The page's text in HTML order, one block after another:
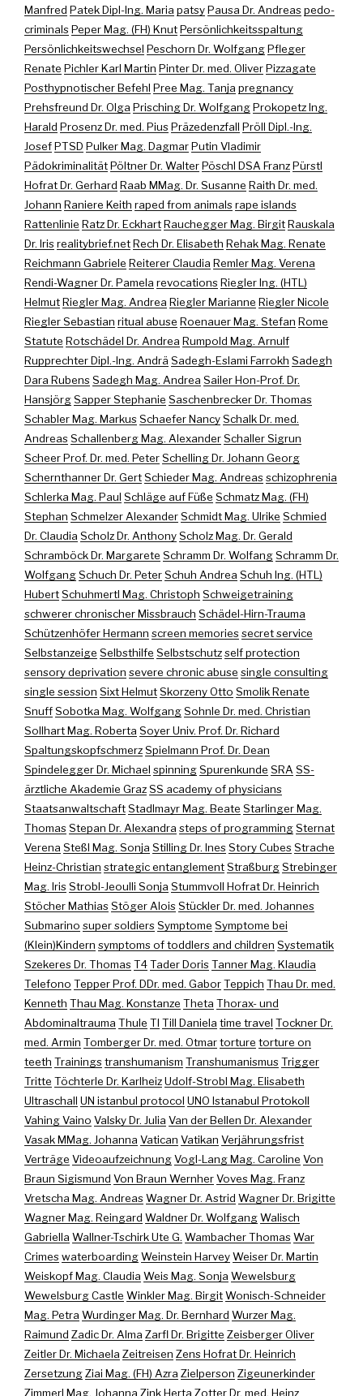
Manfred Patek Dipl-Ing. Maria patsyPausa Dr. Andreaspedo-
criminalsPeper Mag. (FH) KnutPersönlichkeitsspaltung
Persönlichkeitswechsel Peschorn Dr. WolfgangPfleger
Renate Pichler Karl Martin Pinter Dr. med. OliverPizzagate
Posthypnotischer Befehl Pree Mag. Tanja pregnancy
Prehsfreund Dr. Olga Prisching Dr. WolfgangProkopetz Ing.
Harald Prosenz Dr. med. PiusPräzedenzfall Pröll Dipl.-Ing.
JosefPTSD Pulker Mag. DagmarPutin Vladimir
PädokriminalitätPöltner Dr. WalterPöschl DSA FranzPürstl
Hofrat Dr. Gerhard Raab MMag. Dr. Susanne Raith Dr. med.
Johann Raniere Keith raped from animalsrape islands
Rattenlinie Ratz Dr. EckhartRauchegger Mag. BirgitRauskala
Dr. Irisrealitybrief.netRech Dr. Elisabeth Rehak Mag. Renate
Reichmann Gabriele Reiterer Claudia Remler Mag. Verena
Rendi-Wagner Dr. Pamela revocationsRiegler Ing. (HTL)
HelmutRiegler Mag. Andrea Riegler Marianne Riegler Nicole
Riegler Sebastian ritual abuse Roenauer Mag. Stefan Rome
Statute Rotschädel Dr. Andrea Rumpold Mag. Arnulf
Rupprechter Dipl.-Ing. Andrä Sadegh-Eslami Farrokh Sadegh
Dara RubensSadegh Mag. Andrea Sailer Hon-Prof. Dr.
HansjörgSapper Stephanie Saschenbrecker Dr. Thomas
Schabler Mag. MarkusSchaefer NancySchalk Dr. med.
AndreasSchallenberg Mag. AlexanderSchaller Sigrun
Scheer Prof. Dr. med. PeterSchelling Dr. Johann Georg
Schernthanner Dr. GertSchieder Mag. Andreasschizophrenia
Schlerka Mag. Paul Schläge auf Füße Schmatz Mag. (FH)
Stephan Schmelzer AlexanderSchmidt Mag. Ulrike Schmied
Dr. Claudia Scholz Dr. AnthonyScholz Mag. Dr. Gerald
Schramböck Dr. Margarete Schramm Dr. WolfangSchramm Dr.
WolfgangSchuch Dr. PeterSchuh Andrea Schuh Ing. (HTL)
HubertSchuhmertl Mag. Christoph Schweigetraining
schwerer chronischer Missbrauch Schädel-Hirn-Trauma
Schützenhöfer Hermann screen memoriessecret service
Selbstanzeige Selbsthilfe Selbstschutzself protection
sensory deprivation severe chronic abuse single consulting
single session Sixt HelmutSkorzeny Otto Smolik Renate
SnuffSobotka Mag. WolfgangSohnle Dr. med. Christian
Sollhart Mag. Roberta Soyer Univ. Prof. Dr. Richard
SpaltungskopfschmerzSpielmann Prof. Dr. Dean
Spindelegger Dr. Michael spinningSpurenkunde SRA SS-
ärztliche Akademie GrazSS academy of physicians
StaatsanwaltschaftStadlmayr Mag. Beate Starlinger Mag.
ThomasStepan Dr. Alexandra steps of programmingSternat
Verena Steßl Mag. Sonja Stilling Dr. InesStory CubesStrache
Heinz-Christian strategic entanglementStraßburgStrebinger
Mag. IrisStrobl-Jeoulli Sonja Stummvoll Hofrat Dr. Heinrich
Stöcher MathiasStöger AloisStückler Dr. med. Johannes
Submarino super soldiersSymptome Symptome bei
(Klein)Kindern symptoms of toddlers and children Systematik
Szekeres Dr. ThomasT4Tader DorisTanner Mag. Klaudia
Telefono Tepper Prof. DDr. med. GaborTeppich Thau Dr. med.
Kenneth Thau Mag. Konstanze Theta Thorax- und
Abdominaltrauma Thule TI Till Daniela time travel Tockner Dr.
med. Armin Tomberger Dr. med. Otmartorture torture on
teeth Trainingstranshumanism TranshumanismusTrigger
Tritte Töchterle Dr. KarlheizUdolf-Strobl Mag. Elisabeth
Ultraschall UN istanbul protocol UNO Istanabul Protokoll
Vahing Vaino Valsky Dr. Julia Van der Bellen Dr. Alexander
Vasak MMag. Johanna Vatican Vatikan Verjährungsfrist
Verträge VideoaufzeichnungVogl-Lang Mag. Caroline Von
Braun Sigismund Von Braun WernherVoves Mag. Franz
Vretscha Mag. AndreasWagner Dr. Astrid Wagner Dr. Brigitte
Wagner Mag. Reingard Waldner Dr. WolfgangWalisch
Gabriella Wallner-Tschirk Ute G. Wambacher ThomasWar
CrimeswaterboardingWeinstein HarveyWeiser Dr. Martin
Weiskopf Mag. Claudia Weis Mag. Sonja Wewelsburg
Wewelsburg Castle Winkler Mag. BirgitWonisch-Schneider
Mag. Petra Wurdinger Mag. Dr. Bernhard Wurzer Mag.
Raimund Zadic Dr. Alma Zarfl Dr. Brigitte Zeisberger Oliver
Zeitler Dr. Michaela Zeitreisen Zens Hofrat Dr. Heinrich
ZersetzungZiai Mag. (FH) Azra Zielperson Zigeunerkinder
Zimmerl Mag. Johanna Zink Herta Zotter Dr. med. Heinz